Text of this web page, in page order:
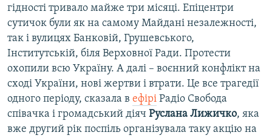
гідності тривало майже три місяці. Епіцентри
сутичок були як на самому Майдані незалежності,
так і вулицях Банковій, Грушевського,
Інститутській, біля Верховної Ради. Протести
охопили всю Україну. А далі – воєнний конфлікт на
сході України, нові жертви і втрати. Це все трагедії
одного періоду, сказала в ефірі Радіо Свобода
співачка і громадський діяч Руслана Лижичко, яка
вже другий рік поспіль організувала таку акцію на